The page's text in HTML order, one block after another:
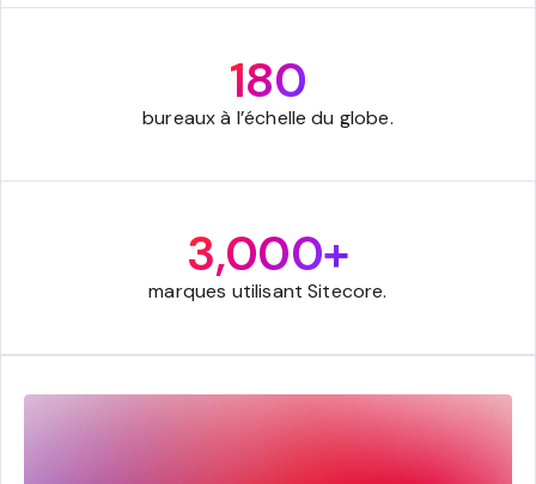
180
bureaux à l’échelle du globe.
3,000+
marques utilisant Sitecore.